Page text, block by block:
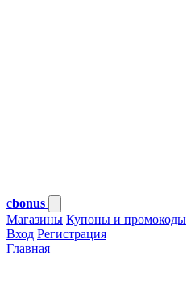
cbonus
Магазины Купоны и промокоды
Вход Регистрация
Главная